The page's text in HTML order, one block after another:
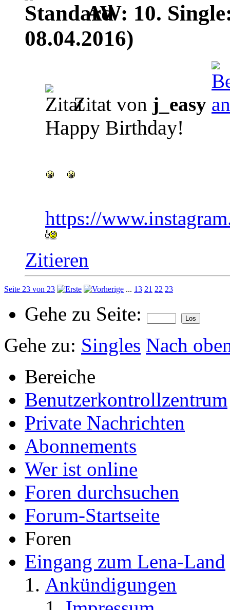
AW: 10.
08.04.2016)
Zitat von j_easy
Happy Birthday!
https://
Zitieren
Seite 23 von 23 ... 13 21 22 23
Gehe zu Seite:
Gehe zu: Singles Nach
Bereiche
Benutzerkontrollzentrum
Private Nachrichten
Abonnements
Wer ist online
Foren durchsuchen
Forum-Startseite
Foren
Eingang zum Lena-Land
Ankündigungen